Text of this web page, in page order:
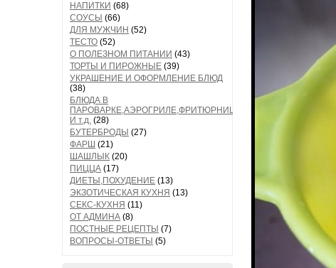
НАПИТКИ (68)
СОУСЫ (66)
ДЛЯ МУЖЧИН (52)
ТЕСТО (52)
О ПОЛЕЗНОМ ПИТАНИИ (43)
ТОРТЫ И ПИРОЖНЫЕ (39)
УКРАШЕНИЕ И ОФОРМЛЕНИЕ БЛЮД
(38)
БЛЮДА В
ПАРОВАРКЕ,АЭРОГРИЛЕ,ФРИТЮРНИЦЕ
И т.д. (28)
БУТЕРБРОДЫ (27)
ФАРШ (21)
ШАШЛЫК (20)
ПИЦЦА (17)
ДИЕТЫ,ПОХУДЕНИЕ (13)
ЭКЗОТИЧЕСКАЯ КУХНЯ (13)
СЕКС-КУХНЯ (11)
ОТ АДМИНА (8)
ПОСТНЫЕ РЕЦЕПТЫ (7)
ВОПРОСЫ-ОТВЕТЫ (5)